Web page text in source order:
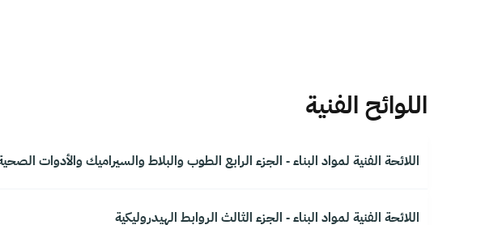
اللوائح الفنية
اللائحة الفنية لمواد البناء - الجزء الرابع الطوب والبلاط والسيراميك والأدوات
اللائحة الفنية لمواد البناء - الجزء الثالث الروابط الهيدروليكية